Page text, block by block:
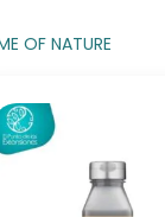
OF NATURE